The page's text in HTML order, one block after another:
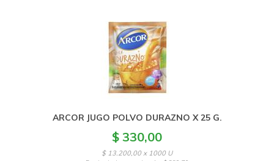
ARCOR JUGO POLVO DURAZNO X 25 G.
$ 330,00
$ 13.200,00 x 1000 U